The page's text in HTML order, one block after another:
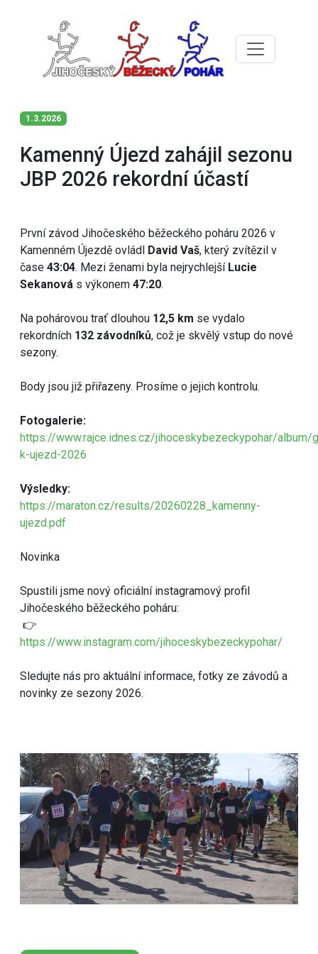
1.3.2026
Kamenný Újezd zahájil sezonu
JBP 2026 rekordní účastí
První závod Jihočeského běžeckého poháru 2026 v
Kamenném Újezdě ovládl
David Vaš, který zvítězil v
čase 43:04. Mezi ženami byla nejrychlejší Lucie
Sekanová s výkonem 47:20.
Na pohárovou trať dlouhou 12,5 km se vydalo
rekordních 132 závodníků, což je skvělý vstup do nové
sezony.
Body jsou již přiřazeny. Prosíme o jejich kontrolu.
Fotogalerie:
https://www.rajce.idnes.cz/jihoceskybezeckypohar/album/
k-ujezd-2026
Výsledky:
https://maraton.cz/results/20260228_kamenny-
ujezd.pdf
Novinka
Spustili jsme nový oficiální instagramový profil
Jihočeského běžeckého poháru:
👉
https://www.instagram.com/jihoceskybezeckypohar/
Sledujte nás pro aktuální informace, fotky ze závodů a
novinky ze sezony 2026.